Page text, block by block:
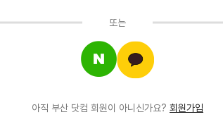
또는
아직 부산 닷컴 회원이 아니신가요? 회원가입